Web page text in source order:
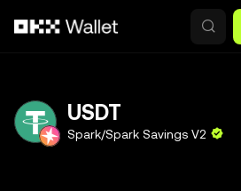
USDT
Spark/Spark Savings V2